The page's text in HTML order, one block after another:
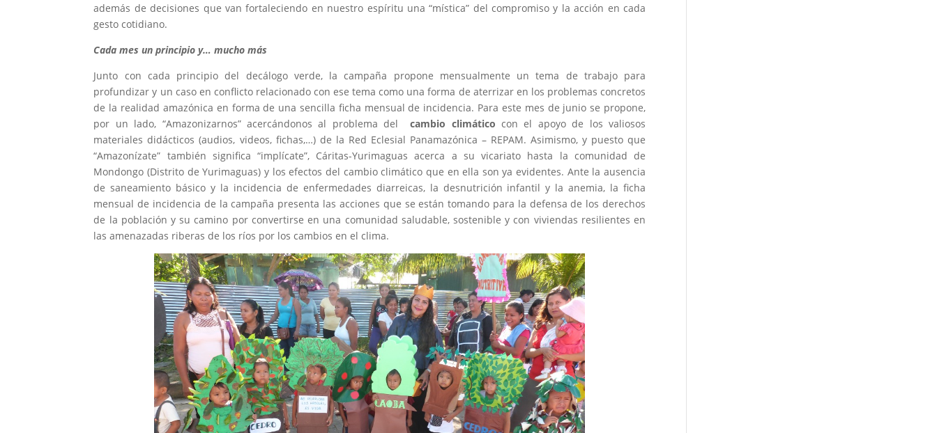
además de decisiones que van fortaleciendo en nuestro espíritu una “mística” del compromiso y la acción en cada
gesto cotidiano.
Cada mes un principio y… mucho más
Junto con cada principio del decálogo verde, la campaña propone mensualmente un tema de trabajo para
profundizar y un caso en conflicto relacionado con ese tema como una forma de aterrizar en los problemas concretos
de la realidad amazónica en forma de una sencilla ficha mensual de incidencia. Para este mes de junio se propone,
por un lado, “Amazonizarnos” acercándonos al problema delcambio climático con el apoyo de los valiosos
materiales didácticos (audios, videos, fichas,…) de la Red Eclesial Panamazónica – REPAM. Asimismo, y puesto que
“Amazonízate” también significa “implícate”, Cáritas-Yurimaguas acerca a su vicariato hasta la comunidad de
Mondongo (Distrito de Yurimaguas) y los efectos del cambio climático que en ella son ya evidentes. Ante la ausencia
de saneamiento básico y la incidencia de enfermedades diarreicas, la desnutrición infantil y la anemia, la ficha
mensual de incidencia de la campaña presenta las acciones que se están tomando para la defensa de los derechos
de la población y su camino por convertirse en una comunidad saludable, sostenible y con viviendas resilientes en
las amenazadas riberas de los ríos por los cambios en el clima.